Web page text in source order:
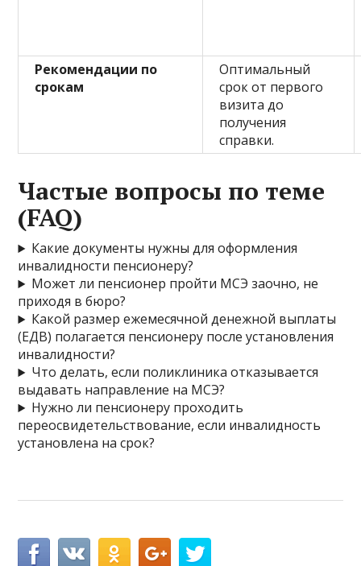
Рекомендации по
срокам
Оптимальный
срок от первого
визита до
получения
справки.
Частые вопросы по теме
(FAQ)
Какие документы нужны для оформления
инвалидности пенсионеру?
Может ли пенсионер пройти МСЭ заочно, не
приходя в бюро?
Какой размер ежемесячной денежной выплаты
(ЕДВ) полагается пенсионеру после установления
инвалидности?
Что делать, если поликлиника отказывается
выдавать направление на МСЭ?
Нужно ли пенсионеру проходить
переосвидетельствование, если инвалидность
установлена на срок?